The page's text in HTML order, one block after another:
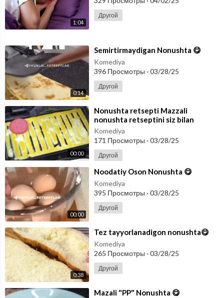
1:04
Другой
0:14
⁣Semirtirmaydigan Nonushta 😋
Komediya
396 Просмотры · 03/28/25
Другой
00:00
⁣Nonushta retsepti Mazzali
nonushta retseptini siz bilan
bo’lishmoqchiman👇🏻
Komediya
171 Просмотры · 03/28/25
Другой
00:00
⁣Noodatiy Oson Nonushta 😋
Komediya
395 Просмотры · 03/28/25
Другой
0:38
⁣Tez tayyorlanadigon nonushta😋
Komediya
265 Просмотры · 03/28/25
Другой
⁣Mazali "PP" Nonushta 😋